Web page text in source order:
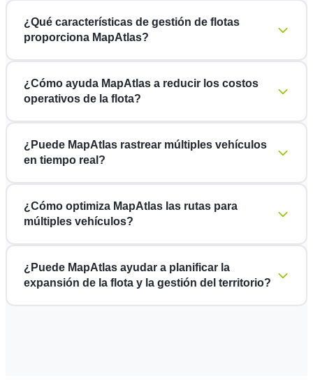
¿Qué características de gestión de flotas
proporciona MapAtlas?
¿Cómo ayuda MapAtlas a reducir los costos
operativos de la flota?
¿Puede MapAtlas rastrear múltiples vehículos
en tiempo real?
¿Cómo optimiza MapAtlas las rutas para
múltiples vehículos?
¿Puede MapAtlas ayudar a planificar la
expansión de la flota y la gestión del territorio?